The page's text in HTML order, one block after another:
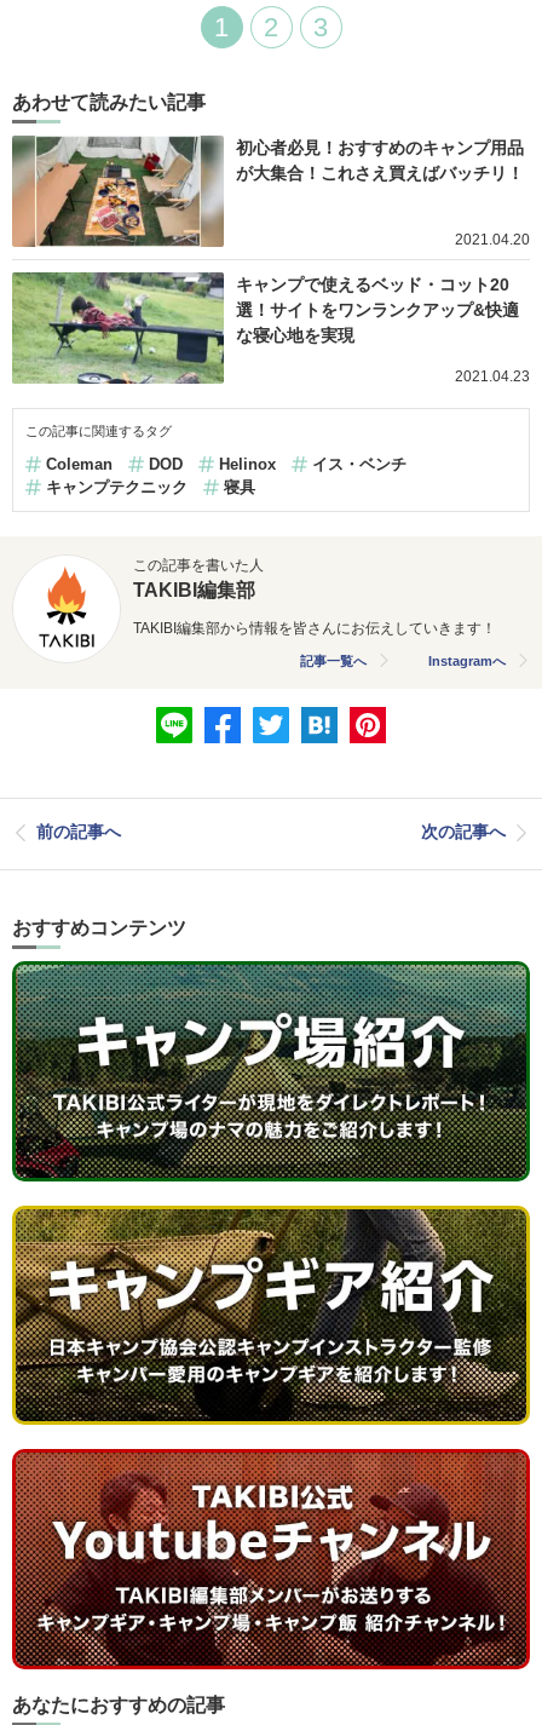
1 2 3
あわせて読みたい記事
初心者必見！おすすめのキャンプ用品
が大集合！これさえ買えばバッチリ！
2021.04.20
キャンプで使えるベッド・コット20
選！サイトをワンランクアップ&快適
な寝心地を実現
2021.04.23
この記事に関連するタグ
Coleman DOD Helinox
イス・ベンチ
キャンプテクニック
寝具
この記事を書いた人
TAKIBI編集部
TAKIBI編集部から情報を皆さんにお伝えしていきます！
記事一覧へ Instagramへ
前の記事へ 次の記事へ
おすすめコンテンツ
あなたにおすすめの記事